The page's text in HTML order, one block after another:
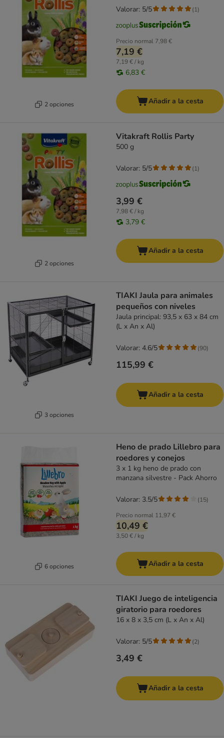
2 opciones
Precio normal 7,98 €
7,19 €
7,19 € / kg
6,83 €
Valorar: 5/5 (1)
Añadir a la cesta
2 opciones
Vitakraft Rollis Party
500 g
3,99 €
7,98 € / kg
3,79 €
Valorar: 5/5 (1)
Añadir a la cesta
3 opciones
TIAKI Jaula para animales
pequeños con niveles
Jaula principal: 93,5 x 63 x 84 cm
(L x An x Al)
115,99 €
Valorar: 4.6/5 (90)
Añadir a la cesta
6 opciones
Heno de prado Lillebro para
roedores y conejos
3 x 1 kg heno de prado con
manzana silvestre - Pack Ahorro
Precio normal 11,97 €
10,49 €
3,50 € / kg
Valorar: 3.5/5 (15)
Añadir a la cesta
TIAKI Juego de inteligencia
giratorio para roedores
16 x 8 x 3,5 cm (L x An x Al)
3,49 €
Valorar: 5/5 (2)
Añadir a la cesta